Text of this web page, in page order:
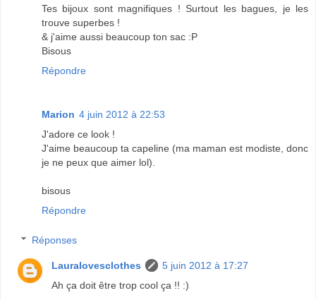
Tes bijoux sont magnifiques ! Surtout les bagues, je les
trouve superbes !
& j'aime aussi beaucoup ton sac :P
Bisous
Répondre
Marion 4 juin 2012 à 22:53
J'adore ce look !
J'aime beaucoup ta capeline (ma maman est modiste, donc
je ne peux que aimer lol).
bisous
Répondre
Réponses
Lauralovesclothes
5 juin 2012 à 17:27
Ah ça doit être trop cool ça !! :)